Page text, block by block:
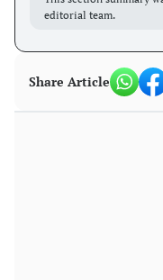
editorial team.
Share Article